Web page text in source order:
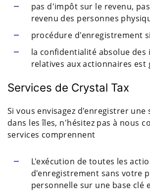
pas d'impôt sur le revenu,
revenu des personnes
procédure d'enregistrement
la confidentialité absolue
relatives aux actionnaires est
Services de Crystal Tax
Si vous envisagez d'enregistrer
dans les îles, n'hésitez pas à nous
services comprennent
L'exécution de toutes les
d'enregistrement sans votre
personnelle sur une base clé